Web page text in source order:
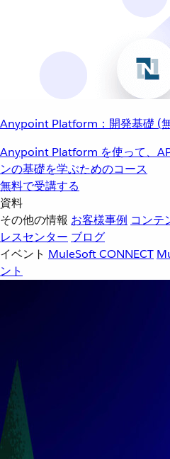
Anypoint Platform：開発基礎 (
Anypoint Platform を使って、
ンの基礎を学ぶためのコース
無料で受講する
資料
その他の情報 お客様事例 コンテ
レスセンター ブログ
イベント MuleSoft CONNECT
ント